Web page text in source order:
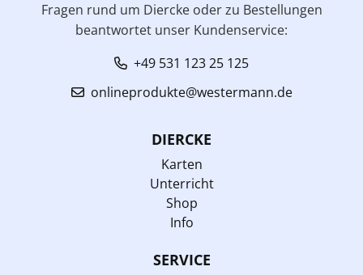
Fragen rund um Diercke oder zu Bestellungen
beantwortet unser Kundenservice:
+49 531 123 25 125
onlineprodukte@westermann.de
DIERCKE
Karten
Unterricht
Shop
Info
SERVICE